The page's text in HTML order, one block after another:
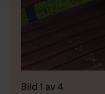
Bild 1 av 4